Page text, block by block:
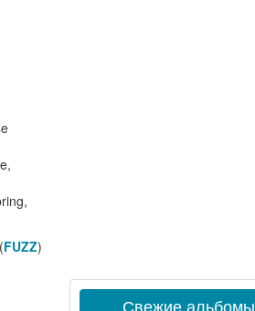
FUZZ)
Свежие альбомы